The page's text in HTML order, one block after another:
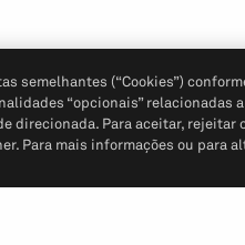
semelhantes (“Cookies”)
“opcionais” relacionadas
direcionada. Para aceitar, rejeitar
Para mais informações ou para